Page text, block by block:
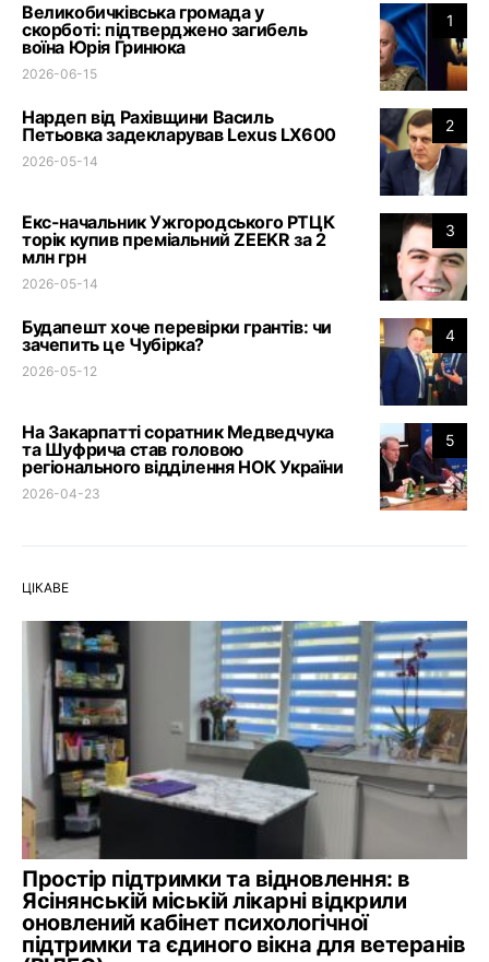
1
Великобичківська громада у
скорботі: підтверджено загибель
воїна Юрія Гринюка
2026-06-15
2
Нардеп від Рахівщини Василь
Петьовка задекларував Lexus LX600
2026-05-14
3
Екс-начальник Ужгородського РТЦК
торік купив преміальний ZEEKR за 2
млн грн
2026-05-14
4
Будапешт хоче перевірки грантів: чи
зачепить це Чубірка?
2026-05-12
5
На Закарпатті соратник Медведчука
та Шуфрича став головою
регіонального відділення НОК України
2026-04-23
ЦІКАВЕ
Простір підтримки та відновлення: в
Ясінянській міській лікарні відкрили
оновлений кабінет психологічної
підтримки та єдиного вікна для ветеранів